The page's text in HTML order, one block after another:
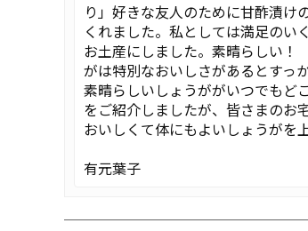
り」好きな友人のために甘酢漬
くれました。私としては満足のい
お土産にしました。素晴らしい
がは特別なおいしさがあるとすっ
素晴らしいしょうががいつでもど
をご紹介しましたが、皆さまのお
おいしくて体にもよいしょうがを
有元葉子